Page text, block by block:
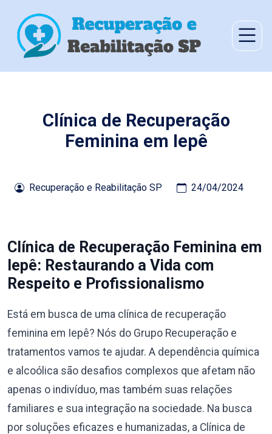
Clínica de Recuperação
Feminina em Iepê
Recuperação e Reabilitação SP 24/04/2024
Clínica de Recuperação Feminina em
Iepê: Restaurando a Vida com
Respeito e Profissionalismo
Está em busca de uma clínica de recuperação
feminina em Iepê? Nós do Grupo Recuperação e
tratamentos vamos te ajudar. A dependência química
e alcoólica são desafios complexos que afetam não
apenas o indivíduo, mas também suas relações
familiares e sua integração na sociedade. Na busca
por soluções eficazes e humanizadas, a Clínica de